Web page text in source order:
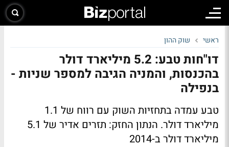
ראשי שוק ההון
דו"חות טבע: 5.2 מיליארד דולר
בהכנסות, והמניה הגיבה למספר שניות -
בנפילה
טבע עמדה בתחזיות השוק עם רווח של 1.1
מיליארד דולר. הנתון החזק:
תזרים אדיר של 5.1
מיליארד דולר ב-2014